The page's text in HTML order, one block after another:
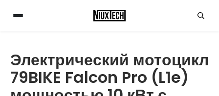
Электрический мотоцикл
79BIKE Falcon Pro (L1e)